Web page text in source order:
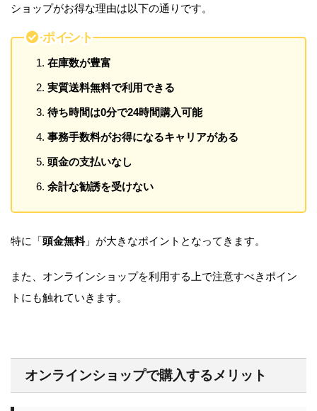
ショップがお得な理由は以下の通りです。
ポイント
在庫数が豊富
実質送料無料で利用できる
待ち時間は0分で24時間購入可能
事務手数料がお得になるキャリアがある
頭金の支払いなし
余計な勧誘を受けない
特に「頭金無料」が大きなポイントとなってきます。
また、オンラインショップを利用する上で注意すべきポイン
トにも触れていきます。
オンラインショップで購入するメリット